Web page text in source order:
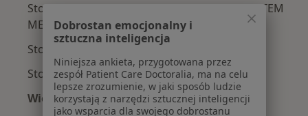
Stomatolodzy z POLSKO – AMERYKANSKI SYSTEM
MEDYCZNY - II w Bytomiu
Stomatolodzy z POLMED w Bytomiu
Stomatolodzy z Signal Iduna w Bytomiu
Więcej (10)
Dobrostan emocjonalny i
sztuczna inteligencja
Niniejsza ankieta, przygotowana przez
zespół Patient Care Doctoralia, ma na celu
lepsze zrozumienie, w jaki sposób ludzie
korzystają z narzędzi sztucznej inteligencji
jako wsparcia dla swojego dobrostanu